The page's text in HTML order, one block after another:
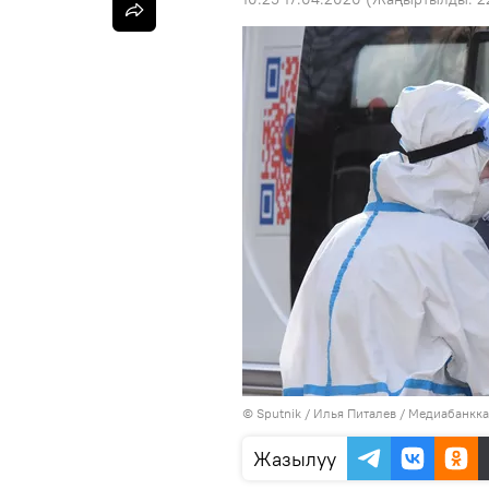
© Sputnik / Илья Питалев /
Жазылуу